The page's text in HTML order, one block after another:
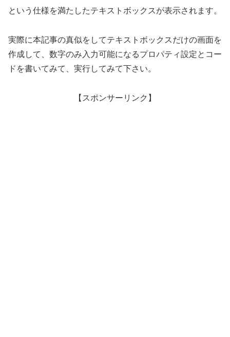
という仕様を満たしたテキストボックスが表示されます。
実際に本記事の真似をしてテキストボックスだけの画面を
作成して、数字のみ入力可能になるプロパティ設定とコー
ドを書いてみて、実行してみて下さい。
【スポンサーリンク】